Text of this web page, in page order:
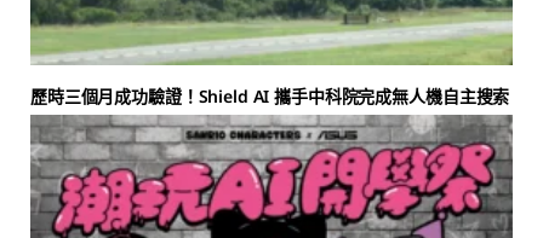
歷時三個月成功驗證！Shield AI 攜手中科院完成無人機自主搜索